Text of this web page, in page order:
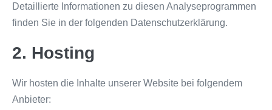
Detaillierte Informationen zu diesen Analyseprogrammen
finden Sie in der folgenden Datenschutzerklärung.
2. Hosting
Wir hosten die Inhalte unserer Website bei folgendem
Anbieter: